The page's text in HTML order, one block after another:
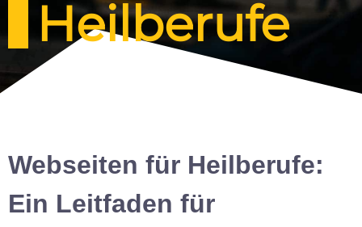
Heilberufe
Webseiten für Heilberufe:
Ein Leitfaden für